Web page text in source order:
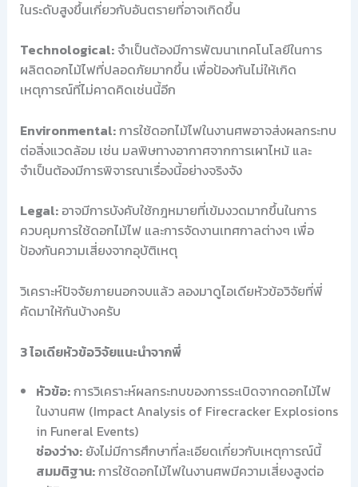
ในระดับสูงขึ้นเกี่ยวกับอันตรายที่อาจเกิดขึ้น
Technological:จำเป็นต้องมีการพัฒนาเทคโนโลยีในการ
ผลิตดอกไม้ไฟที่ปลอดภัยมากขึ้น เพื่อป้องกันไม่ให้เกิด
เหตุการณ์ที่ไม่คาดคิดเช่นนี้อีก
Environmental:การใช้ดอกไม้ไฟในงานศพอาจส่งผลกระทบ
ต่อสิ่งแวดล้อม เช่น มลพิษทางอากาศจากการเผาไหม้ และ
จำเป็นต้องมีการพิจารณาเรื่องนี้อย่างจริงจัง
Legal:อาจมีการบังคับใช้กฎหมายที่เข้มงวดมากขึ้นในการ
ควบคุมการใช้ดอกไม้ไฟ และการจัดงานเทศกาลต่างๆ เพื่อ
ป้องกันความเสี่ยงจากอุบัติเหตุ
วิเคราะห์ปัจจัยภายนอกจบแล้ว ลองมาดูไอเดียหัวข้อวิจัยที่พี่
คัดมาให้กันบ้างครับ
3 ไอเดียหัวข้อวิจัยแนะนำจากพี่
หัวข้อ:การวิเคราะห์ผลกระทบของการระเบิดจากดอกไม้ไฟ
ในงานศพ (Impact Analysis of Firecracker Explosions
in Funeral Events)
ช่องว่าง:ยังไม่มีการศึกษาที่ละเอียดเกี่ยวกับเหตุการณ์นี้
สมมติฐาน:การใช้ดอกไม้ไฟในงานศพมีความเสี่ยงสูงต่อ